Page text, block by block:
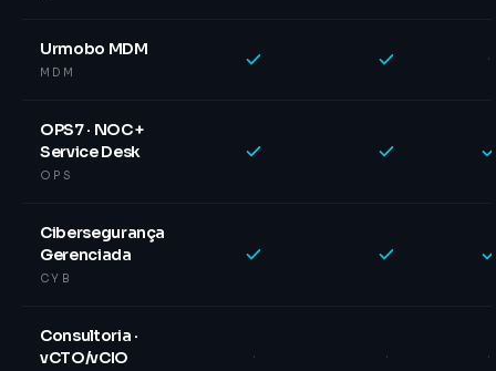
Urmobo MDM
MDM
·
OPS7 · NOC +
Service Desk
OPS
Cibersegurança
Gerenciada
CYB
Consultoria ·
vCTO/vCIO
· · ·